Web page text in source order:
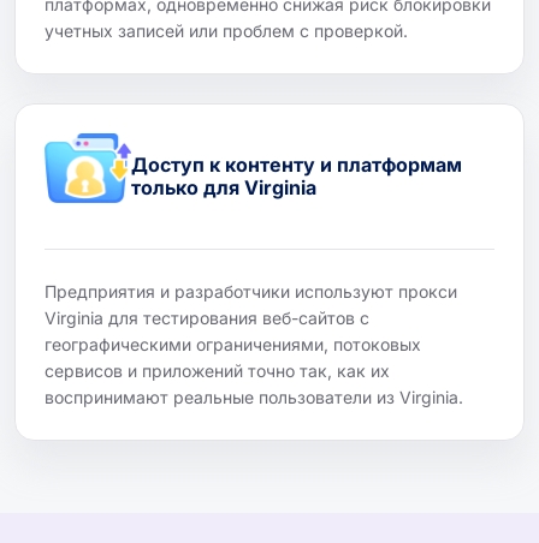
учетных записей или проблем с проверкой.
Доступ к контенту и платформам
только для Virginia
Предприятия и разработчики используют прокси
Virginia для тестирования веб-сайтов с
географическими ограничениями, потоковых
сервисов и приложений точно так, как их
воспринимают реальные пользователи из Virginia.